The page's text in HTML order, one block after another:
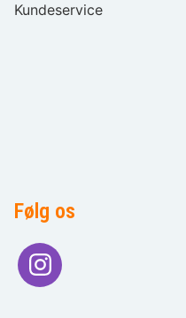
Kundeservice
Følg os